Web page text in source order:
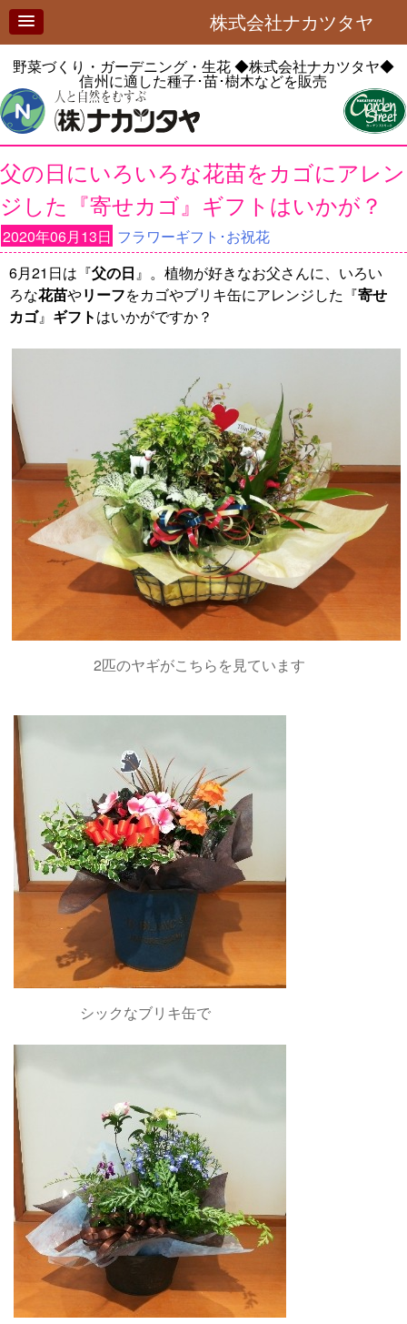
株式会社ナカツタヤ
野菜づくり・ガーデニング・生花◆株式会社ナカツタヤ◆
信州に適した種子･苗･樹木などを販売
父の日にいろいろな花苗をカゴにアレン
ジした『寄せカゴ』ギフトはいかが？
2020年06月13日 フラワーギフト･お祝花
6月21日は『父の日』。植物が好きなお父さんに、いろい
ろな花苗やリーフをカゴやブリキ缶にアレンジした『寄せ
カゴ』 ギフトはいかがですか？
2匹のヤギがこちらを見ています
シックなブリキ缶で